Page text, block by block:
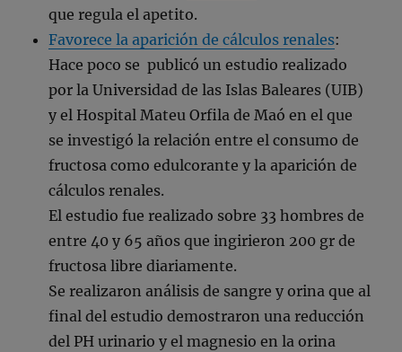
que regula el apetito.
Favorece la aparición de cálculos renales:
Hace poco se publicó un estudio realizado
por la Universidad de las Islas Baleares (UIB)
y el Hospital Mateu Orfila de Maó en el que
se investigó la relación entre el consumo de
fructosa como edulcorante y la aparición de
cálculos renales.
El estudio fue realizado sobre 33 hombres de
entre 40 y 65 años que ingirieron 200 gr de
fructosa libre diariamente.
Se realizaron análisis de sangre y orina que al
final del estudio demostraron una reducción
del PH urinario y el magnesio en la orina